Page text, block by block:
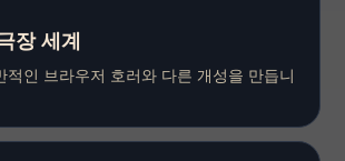
장 세계
적인 브라우저 호러와 다른 개성을 만듭니